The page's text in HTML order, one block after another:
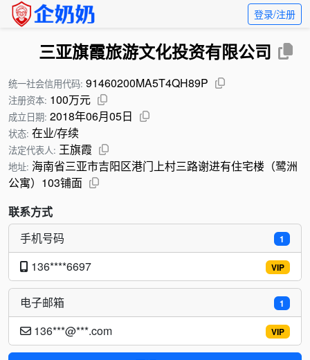
登录/注册
三亚旗霞旅游文化投资有限公司
统一社会信用代码: 91460200MA5T4QH89P
注册资本: 100万元
成立日期: 2018年06月05日
状态: 在业/存续
法定代表人: 王旗霞
地址: 海南省三亚市吉阳区港门上村三路谢进有住宅楼（鹭洲
公寓）103铺面
联系方式
1
手机号码
VIP
136****6697
1
电子邮箱
VIP
136***@***.com